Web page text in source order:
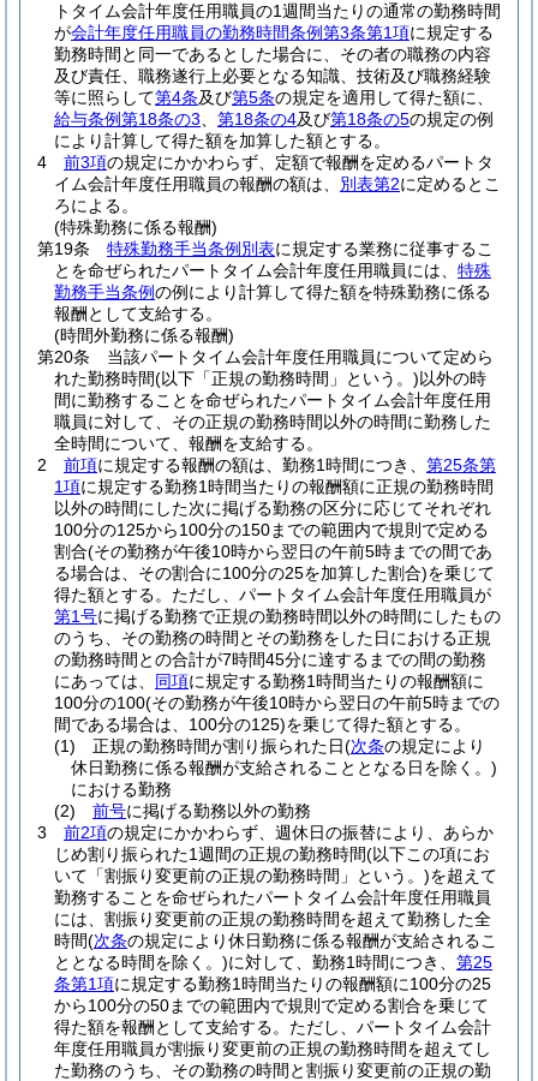
トタイム会計年度任用職員の1週間当たりの通常の勤務時間
が会計年度任用職員の勤務時間条例第3条第1項に規定する
勤務時間と同一であるとした場合に、その者の職務の内容
及び責任、職務遂行上必要となる知識、技術及び職務経験
等に照らして第4条及び第5条の規定を適用して得た額に、
給与条例第18条の3
第18条の4及び第18条の5の規定の例
により計算して得た額を加算した額とする。
4
前3項の規定にかかわらず、定額で報酬を定めるパートタ
イム会計年度任用職員の報酬の額は、 別表第2に定めるとこ
ろによる。
(特殊勤務に係る報酬)
第19条
特殊勤務手当条例別表に規定する業務に従事するこ
とを命ぜられたパートタイム会計年度任用職員には、 特殊
勤務手当条例の例により計算して得た額を特殊勤務に係る
報酬として支給する。
(時間外勤務に係る報酬)
第20条
当該パートタイム会計年度任用職員について定めら
れた勤務時間(以下「正規の勤務時間」という。)以外の時
間に勤務することを命ぜられたパートタイム会計年度任用
職員に対して、その正規の勤務時間以外の時間に勤務した
全時間について、報酬を支給する。
2
前項に規定する報酬の額は、勤務1時間につき、 第25条第
1項に規定する勤務1時間当たりの報酬額に正規の勤務時間
以外の時間にした次に掲げる勤務の区分に応じてそれぞれ
100分の125から100分の150までの範囲内で規則で定める
割合(その勤務が午後10時から翌日の午前5時までの間であ
る場合は、その割合に100分の25を加算した割合)を乗じて
得た額とする。 ただし、パートタイム会計年度任用職員が
第1号に掲げる勤務で正規の勤務時間以外の時間にしたもの
のうち、その勤務の時間とその勤務をした日における正規
の勤務時間との合計が7時間45分に達するまでの間の勤務
にあっては、 同項に規定する勤務1時間当たりの報酬額に
100分の100(その勤務が午後10時から翌日の午前5時までの
間である場合は、100分の125)を乗じて得た額とする。
(1)
正規の勤務時間が割り振られた日(次条の規定により
休日勤務に係る報酬が支給されることとなる日を除く。)
における勤務
(2)
前号に掲げる勤務以外の勤務
3
前2項の規定にかかわらず、週休日の振替により、あらか
じめ割り振られた1週間の正規の勤務時間(以下この項にお
いて「割振り変更前の正規の勤務時間」という。)を超えて
勤務することを命ぜられたパートタイム会計年度任用職員
には、割振り変更前の正規の勤務時間を超えて勤務した全
時間(次条の規定により休日勤務に係る報酬が支給されるこ
ととなる時間を除く。)に対して、勤務1時間につき、 第25
条第1項に規定する勤務1時間当たりの報酬額に100分の25
から100分の50までの範囲内で規則で定める割合を乗じて
得た額を報酬として支給する。 ただし、パートタイム会計
年度任用職員が割振り変更前の正規の勤務時間を超えてし
た勤務のうち、その勤務の時間と割振り変更前の正規の勤